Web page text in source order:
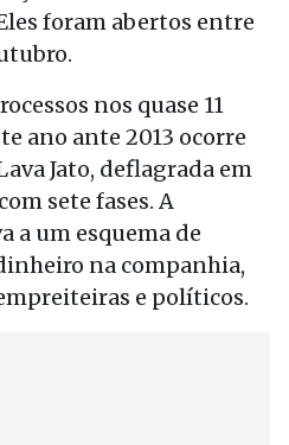
foram abertos entre
nos quase 11
ano ante 2013 ocorre
Jato, deflagrada em
sete fases. A
a um esquema de
na companhia,
e políticos.